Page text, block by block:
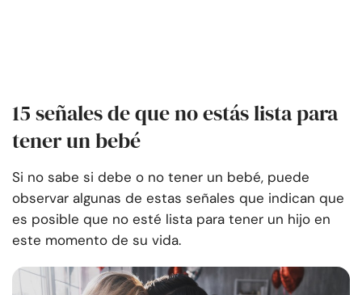
15 señales de que no estás lista para
tener un bebé
Si no sabe si debe o no tener un bebé, puede
observar algunas de estas señales que indican que
es posible que no esté lista para tener un hijo en
este momento de su vida.